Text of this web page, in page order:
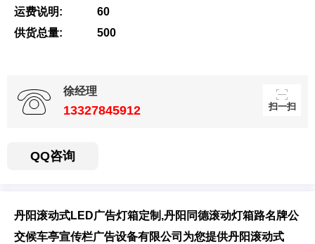
运费说明:
60
供货总量:
500
徐经理
13327845912 扫一扫
QQ咨询
丹阳滚动式LED广告灯箱定制,丹阳同德滚动灯箱路名牌公
交候车亭宣传栏广告设备有限公司为您提供丹阳滚动式